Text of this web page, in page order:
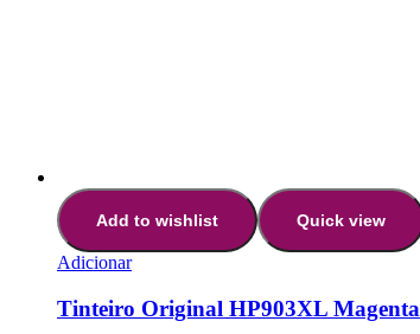
Add to wishlist Quick view
Adicionar
Tinteiro Original HP903XL Magenta